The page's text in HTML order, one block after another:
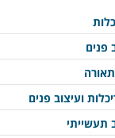
פנים
ועיצוב פנים
תעשייתי